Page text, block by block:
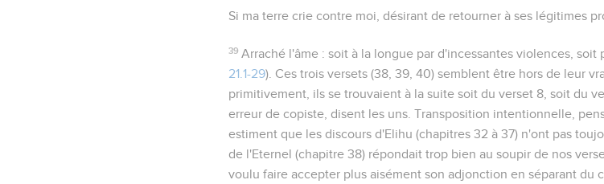
Si ma terre crie contre moi , désirant de retourner à ses légitimes
39 Arraché l'âme : soit à la longue par d'incessantes violences,
21.1-29). Ces trois versets (38, 39, 40) semblent être hors de leur
primitivement, ils se trouvaient à la suite soit du verset 8, soit du
erreur de copiste, disent les uns. Transposition intentionnelle,
estiment que les discours d'Elihu (chapitres 32 à 37) n'ont pas
de l'Eternel (chapitre 38) répondait trop bien au soupir de nos
voulu faire accepter plus aisément son adjonction en séparant du